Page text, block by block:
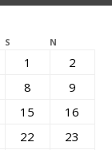
S N
1
2
8
9
15
16
22 23